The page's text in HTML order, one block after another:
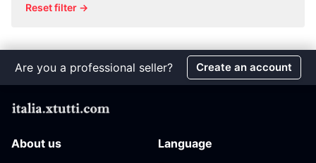
Reset filter →
Are you a professional seller? Create an account
About us Language